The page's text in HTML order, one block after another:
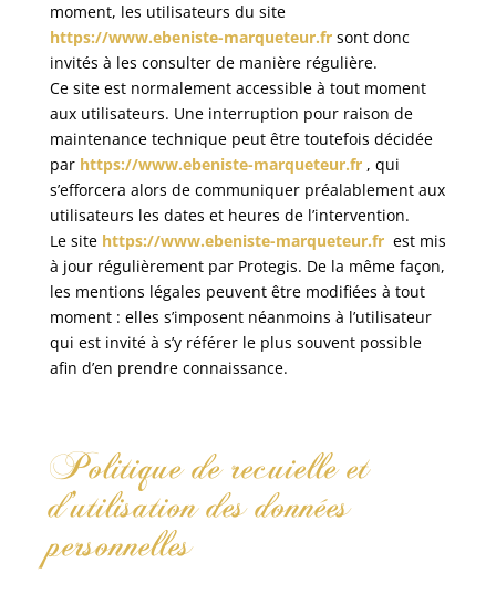
moment, les utilisateurs du site
https://www.ebeniste-marqueteur.frsont donc
invités à les consulter de manière régulière.
Ce site est normalement accessible à tout moment
aux utilisateurs. Une interruption pour raison de
maintenance technique peut être toutefois décidée
par https://www.ebeniste-marqueteur.fr , qui
s’efforcera alors de communiquer préalablement aux
utilisateurs les dates et heures de l’intervention.
Le site https://www.ebeniste-marqueteur.frest mis
à jour régulièrement par Protegis. De la même façon,
les mentions légales peuvent être modifiées à tout
moment : elles s’imposent néanmoins à l’utilisateur
qui est invité à s’y référer le plus souvent possible
afin d’en prendre connaissance.
Politique de recuielle et
d’utilisation des données
personnelles